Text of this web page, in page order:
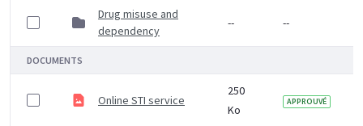
Drug misuse and
dependency
-- --
DOCUMENTS
Online STI service
250
Ko
APPROUVÉ